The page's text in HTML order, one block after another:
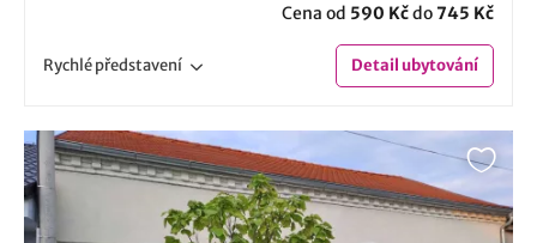
Cena od 590 Kčdo745 Kč
Rychlépředstavení Detailubytování